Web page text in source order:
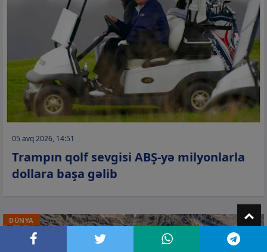
05 avq 2026, 14:51
Trampın qolf sevgisi ABŞ-yə milyonlarla
dollara başa gəlib
DÜNYA